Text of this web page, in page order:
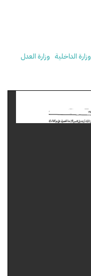
وزارة الداخلية وزارة العدل